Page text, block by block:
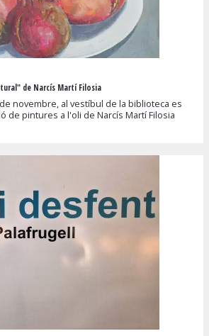
de Narcís Martí Filosia
novembre, al vestíbul de la biblioteca es
de pintures a l'oli de Narcís Martí Filosia